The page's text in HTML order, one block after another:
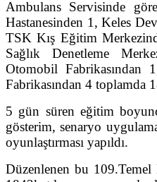
Ambulans Servisinde
Hastanesinden 1, Keles
TSK Kış Eğitim
Sağlık Denetleme
Otomobil Fabrikasından
Fabrikasından 4 toplamda
5 gün süren eğitim
gösterim, senaryo
oyunlaştırması yapıldı.
Düzenlenen bu